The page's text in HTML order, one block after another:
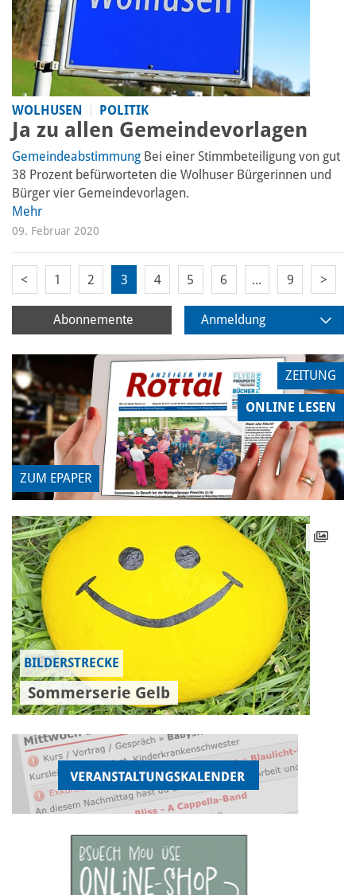
WOLHUSEN POLITIK
Ja zu allen Gemeindevorlagen
Gemeindeabstimmung Bei einer Stimmbeteiligung von gut
38 Prozent befürworteten die Wolhuser Bürgerinnen und
Bürger vier Gemeindevorlagen.
Mehr
09. Februar 2020
< 1 2 3 4 5 6 ... 9 >
Abonnemente Anmeldung
ZUM EPAPER
ZEITUNG
ONLINE LESEN
BILDERSTRECKE
Sommerserie Gelb